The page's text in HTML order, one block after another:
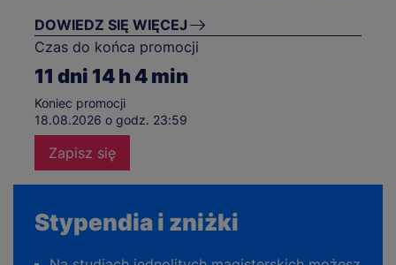
DOWIEDZ SIĘ WIĘCEJ
Czas do końca promocji
11 dni 14h 4min
Koniec promocji
18.08.2026 o godz. 23:59
Zapisz się
Stypendia i zniżki